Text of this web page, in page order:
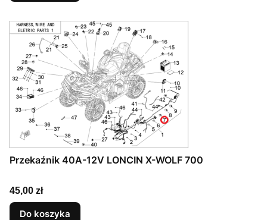
Przekaźnik 40A-12V LONCIN X-WOLF 700
Cena
45,00 zł
Do koszyka